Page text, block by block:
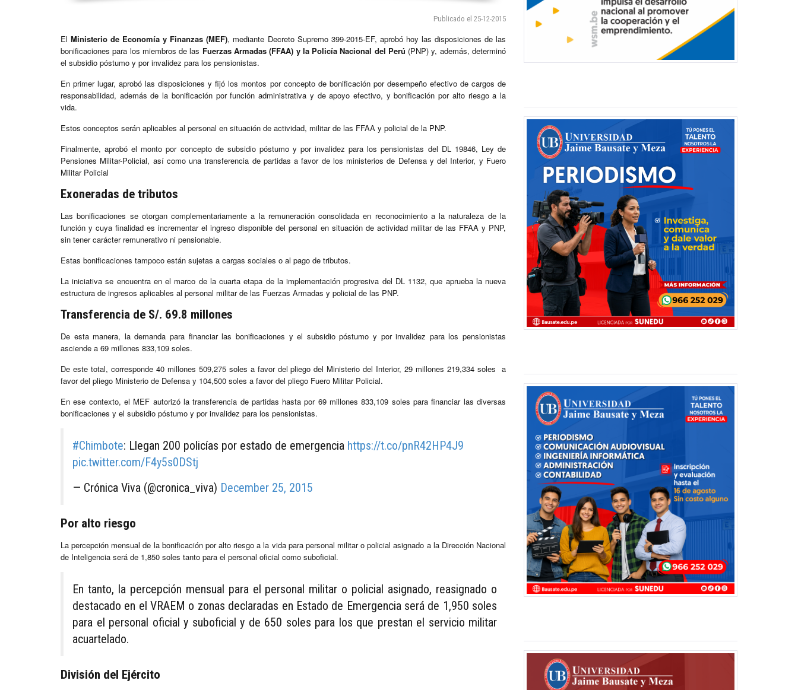
Publicado el 25-12-2015
ElMinisterio de Economía y Finanzas (MEF), mediante Decreto Supremo 399-2015-EF, aprobó hoy las disposiciones de las
bonificaciones para los miembros de las Fuerzas Armadas (FFAA) y la Policía Nacional del Perú (PNP) y, además, determinó
el subsidio póstumo y por invalidez para los pensionistas.
En primer lugar, aprobó las disposiciones y fijó los montos por concepto de bonificación por desempeño efectivo de cargos de
responsabilidad, además de la bonificación por función administrativa y de apoyo efectivo, y bonificación por alto riesgo a la
vida.
Estos conceptos serán aplicables al personal en situación de actividad, militar de las FFAA y policial de la PNP.
Finalmente, aprobó el monto por concepto de subsidio póstumo y por invalidez para los pensionistas del DL 19846, Ley de
Pensiones Militar-Policial, así como una transferencia de partidas a favor de los ministerios de Defensa y del Interior, y Fuero
Militar Policial
Exoneradas de tributos
Las bonificaciones se otorgan complementariamente a la remuneración consolidada en reconocimiento a la naturaleza de la
función y cuya finalidad es incrementar el ingreso disponible del personal en situación de actividad militar de las FFAA y PNP,
sin tener carácter remunerativo ni pensionable.
Estas bonificaciones tampoco están sujetas a cargas sociales o al pago de tributos.
La iniciativa se encuentra en el marco de la cuarta etapa de la implementación progresiva del DL 1132, que aprueba la nueva
estructura de ingresos aplicables al personal militar de las Fuerzas Armadas y policial de las PNP.
Transferencia de S/. 69.8 millones
De esta manera, la demanda para financiar las bonificaciones y el subsidio póstumo y por invalidez para los pensionistas
asciende a 69 millones 833,109 soles.
De este total, corresponde 40 millones 509,275 soles a favor del pliego del Ministerio del Interior, 29 millones 219,334 soles a
favor del pliego Ministerio de Defensa y 104,500 soles a favor del pliego Fuero Militar Policial.
En ese contexto, el MEF autorizó la transferencia de partidas hasta por 69 millones 833,109 soles para financiar las diversas
bonificaciones y el subsidio póstumo y por invalidez para los pensionistas.
#Chimbote: Llegan 200 policías por estado de emergencia https://t.co/pnR42HP4J9
pic.twitter.com/F4y5s0DStj
— Crónica Viva (@cronica_viva) December 25, 2015
Por alto riesgo
La percepción mensual de la bonificación por alto riesgo a la vida para personal militar o policial asignado a la Dirección Nacional
de Inteligencia será de 1,850 soles tanto para el personal oficial como suboficial.
En tanto, la percepción mensual para el personal militar o policial asignado, reasignado o
destacado en el VRAEM o zonas declaradas en Estado de Emergencia será de 1,950 soles
para el personal oficial y suboficial y de 650 soles para los que prestan el servicio militar
acuartelado.
División del Ejército